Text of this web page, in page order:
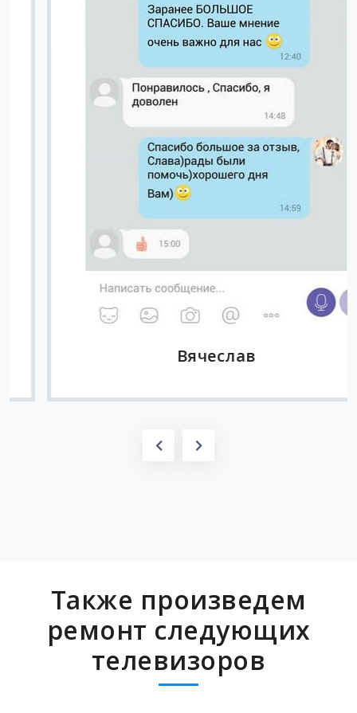
Вячеслав
Также произведем
ремонт следующих
телевизоров